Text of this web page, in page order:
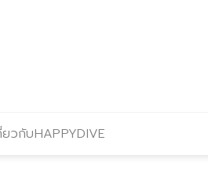
ยวกับHAPPYDIVE